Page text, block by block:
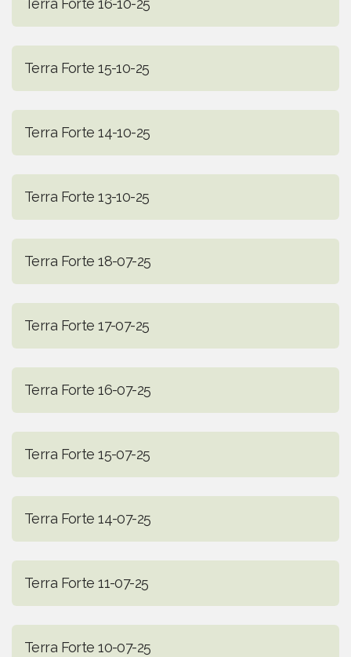
Terra Forte 16-10-25
Terra Forte 15-10-25
Terra Forte 14-10-25
Terra Forte 13-10-25
Terra Forte 18-07-25
Terra Forte 17-07-25
Terra Forte 16-07-25
Terra Forte 15-07-25
Terra Forte 14-07-25
Terra Forte 11-07-25
Terra Forte 10-07-25